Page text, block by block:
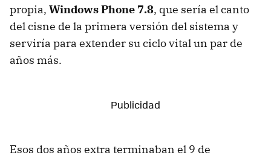
propia, Windows Phone 7.8, que sería el canto
del cisne de la primera versión del sistema y
serviría para extender su ciclo vital un par de
años más.
Esos dos años extra terminaban el 9 de